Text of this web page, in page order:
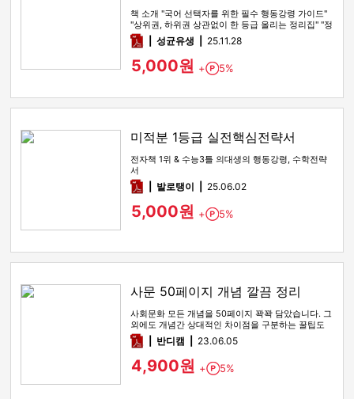
책 소개 "국어 선택자를 위한 필수 행동강령 가이드"
"상위권, 하위권 상관없이 한 등급 올리는 정리집" "정
시파이터 적극 …
pdf성균유생 25.11.28
5,000원 + Point
5%
미적분 1등급 실전핵심전략서
전자책 1위 & 수능3틀 의대생의 행동강령, 수학전략
서
pdf발로탱이 25.06.02
5,000원 + Point
5%
사문 50페이지 개념 깔끔 정리
사회문화 모든 개념을 50페이지 꽉꽉 담았습니다. 그
외에도 개념간 상대적인 차이점을 구분하는 꿀팁도
함께 있습니다
pdf반디캠 23.06.05
4,900원 + Point
5%